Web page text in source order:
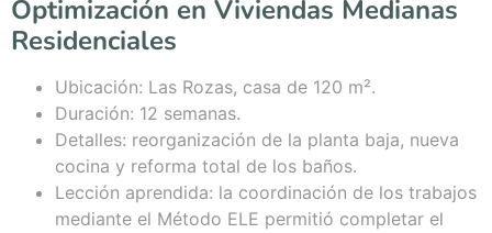
Optimización en Viviendas Medianas
Residenciales
Ubicación: Las Rozas, casa de 120 m².
Duración: 12 semanas.
Detalles: reorganización de la planta baja, nueva
cocina y reforma total de los baños.
Lección aprendida: la coordinación de los trabajos
mediante el Método ELE permitió completar el